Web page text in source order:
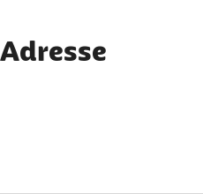
Adresse